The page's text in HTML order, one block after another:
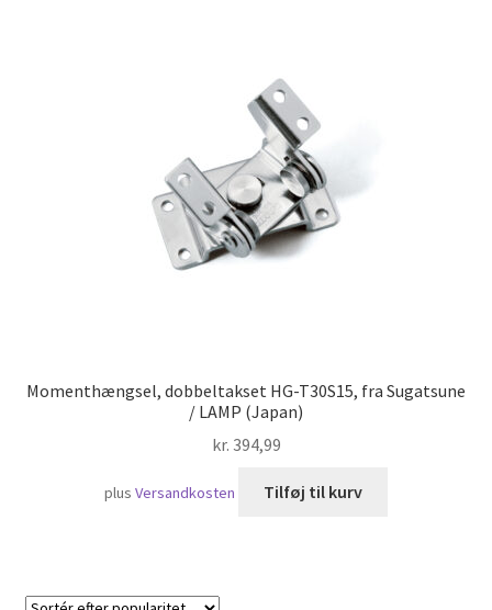
Momenthængsel, dobbeltakset HG-T30S15, fra Sugatsune
/ LAMP (Japan)
kr. 394,99
plusVersandkosten Tilføj til kurv